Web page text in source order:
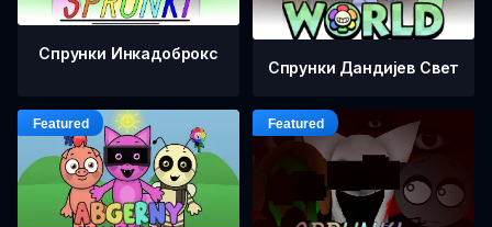
Спрунки Инкадоброкс
Спрунки Дандијев Свет